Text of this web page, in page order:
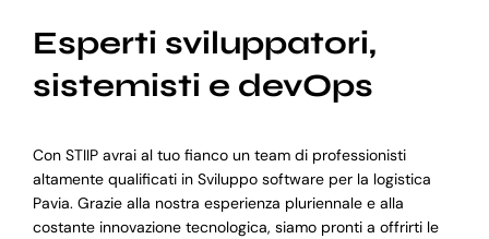
Esperti sviluppatori,
sistemisti e devOps
Con STIIP avrai al tuo fianco un team di professionisti
altamente qualificati in Sviluppo software per la logistica
Pavia. Grazie alla nostra esperienza pluriennale e alla
costante innovazione tecnologica, siamo pronti a offrirti le